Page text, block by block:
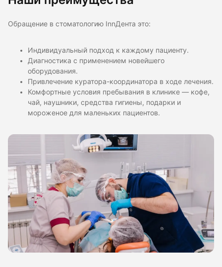
Обращение в стоматологию InnДента это:
Индивидуальный подход к каждому пациенту.
Диагностика с применением новейшего
оборудования.
Привлечение куратора-координатора в ходе лечения.
Комфортные условия пребывания в клинике — кофе,
чай, наушники, средства гигиены, подарки и
мороженое для маленьких пациентов.